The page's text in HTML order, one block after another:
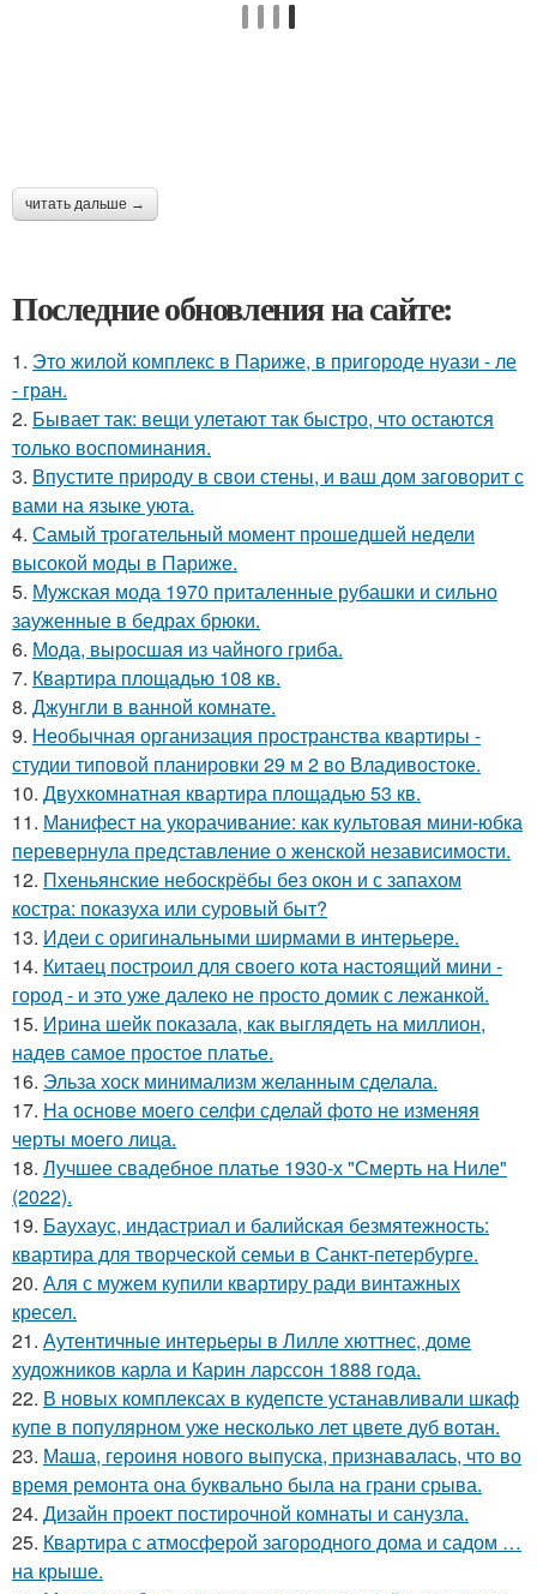
читать дальше →
Последние обновления на сайте:
1. Это жилой комплекс в Париже, в пригороде нуази - ле
- гран.
2. Бывает так: вещи улетают так быстро, что остаются
только воспоминания.
3. Впустите природу в свои стены, и ваш дом заговорит с
вами на языке уюта.
4. Самый трогательный момент прошедшей недели
высокой моды в Париже.
5. Мужская мода 1970 приталенные рубашки и сильно
зауженные в бедрах брюки.
6. Мода, выросшая из чайного гриба.
7. Квартира площадью 108 кв.
8. Джунгли в ванной комнате.
9. Необычная организация пространства квартиры -
студии типовой планировки 29 м 2 во Владивостоке.
10. Двухкомнатная квартира площадью 53 кв.
11. Манифест на укорачивание: как культовая мини-юбка
перевернула представление о женской независимости.
12. Пхеньянские небоскрёбы без окон и с запахом
костра: показуха или суровый быт?
13. Идеи с оригинальными ширмами в интерьере.
14. Китаец построил для своего кота настоящий мини -
город - и это уже далеко не просто домик с лежанкой.
15. Ирина шейк показала, как выглядеть на миллион,
надев самое простое платье.
16. Эльза хоск минимализм желанным сделала.
17. На основе моего селфи сделай фото не изменяя
черты моего лица.
18. Лучшее свадебное платье 1930-х "Смерть на Ниле"
(2022).
19. Баухаус, индастриал и балийская безмятежность:
квартира для творческой семьи в Санкт-петербурге.
20. Аля с мужем купили квартиру ради винтажных
кресел.
21. Аутентичные интерьеры в Лилле хюттнес, доме
художников карла и Карин ларссон 1888 года.
22. В новых комплексах в кудепсте устанавливали шкаф
купе в популярном уже несколько лет цвете дуб вотан.
23. Маша, героиня нового выпуска, признавалась, что во
время ремонта она буквально была на грани срыва.
24. Дизайн проект постирочной комнаты и санузла.
25. Квартира с атмосферой загородного дома и садом …
на крыше.